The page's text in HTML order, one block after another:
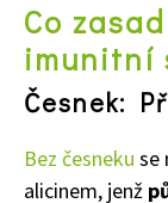
Co
imunitní
Česnek:
Bez česneku se
alicinem, jenž